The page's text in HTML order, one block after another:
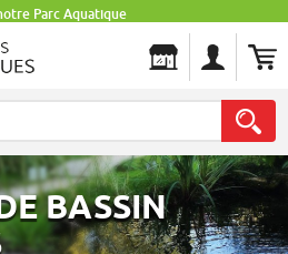
Parc Aquatique
BASSIN